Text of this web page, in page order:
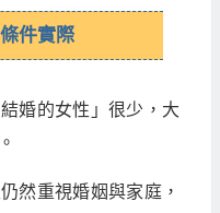
件實際
婚的女性」很少，大
然重視婚姻與家庭，